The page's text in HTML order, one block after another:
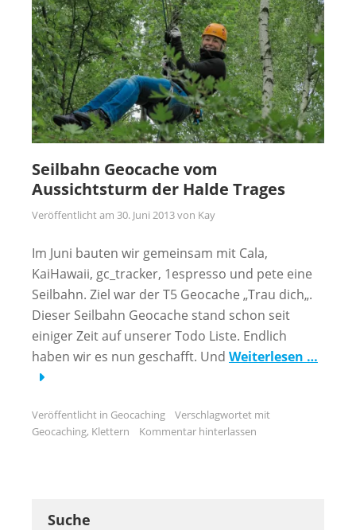
Seilbahn Geocache vom
Aussichtsturm der Halde Trages
Veröffentlicht am 30. Juni 2013von Kay
Im Juni bauten wir gemeinsam mit Cala,
KaiHawaii, gc_tracker, 1espresso und pete eine
Seilbahn. Ziel war der T5 Geocache „Trau dich„.
Dieser Seilbahn Geocache stand schon seit
einiger Zeit auf unserer Todo Liste. Endlich
haben wir es nun geschafft. Und Weiterlesen …
Veröffentlicht in Geocaching
Verschlagwortet mit
Geocaching, Klettern Kommentar hinterlassen
Suche